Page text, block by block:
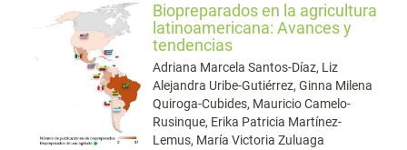
Biopreparados en la agricultura
latinoamericana: Avances y
tendencias
Adriana Marcela Santos-Díaz, Liz
Alejandra Uribe-Gutiérrez, Ginna Milena
Quiroga-Cubides, Mauricio Camelo-
Rusinque, Erika Patricia Martínez-
Lemus, María Victoria Zuluaga